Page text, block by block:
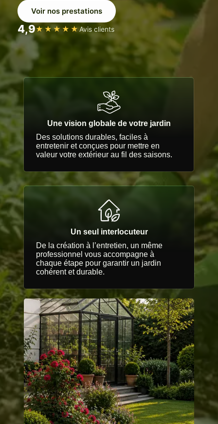
Voir nos prestations
4,9★★★★★Avis clients
Une vision globale de votre jardin
Des solutions durables, faciles à
entretenir et conçues pour mettre en
valeur votre extérieur au fil des saisons.
Un seul interlocuteur
De la création à l’entretien, un même
professionnel vous accompagne à
chaque étape pour garantir un jardin
cohérent et durable.